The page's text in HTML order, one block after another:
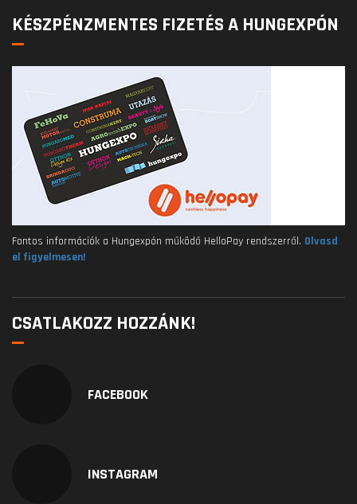
KÉSZPÉNZMENTES FIZETÉS A HUNGEXPÓN
Fontos információk a Hungexpón működő HelloPay rendszerről. Olvasd
el figyelmesen!
CSATLAKOZZ HOZZÁNK!
FACEBOOK
INSTAGRAM